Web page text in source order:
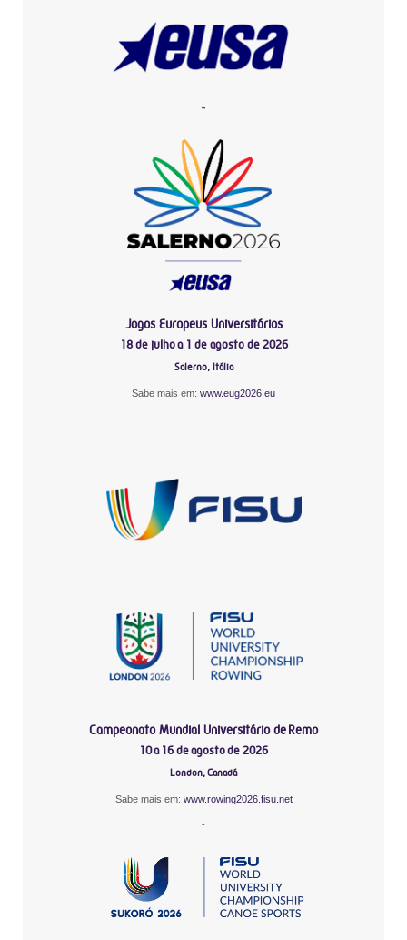
-
Jogos Europeus Universitários
18 de julho a 1 de agosto de 2026
Salerno, Itália
Sabe mais em: www.eug2026.eu
-
-
Campeonato Mundial Universitário de Remo
10 a 16 de agosto de 2026
London, Canadá
Sabe mais em: www.rowing2026.fisu.net
-